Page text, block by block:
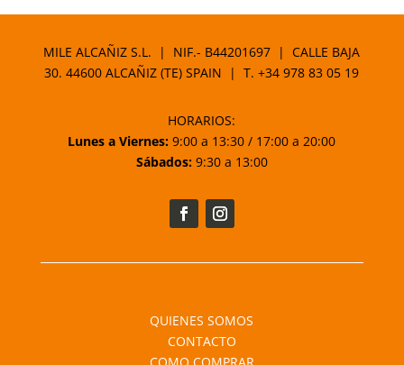
MILE ALCAÑIZ S.L. | NIF.- B44201697 | CALLE BAJA
30. 44600 ALCAÑIZ (TE) SPAIN | T.+34 978 83 05 19
HORARIOS:
Lunes a Viernes: 9:00 a 13:30 / 17:00 a 20:00
Sábados:9:30 a 13:00
QUIENES SOMOS
CONTACTO